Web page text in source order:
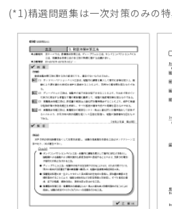
(*1)精選問題集は一次対策のみの特